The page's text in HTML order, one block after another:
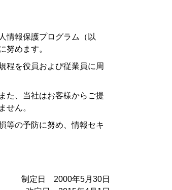
情報保護プログラム（以
努めます。
程を役員および従業員に周
た、当社はお客様からご提
せん。
等の予防に努め、情報セキ
制定日 2000年5月30日